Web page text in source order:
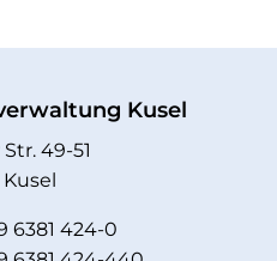
Kusel
49-51
6381 424-0